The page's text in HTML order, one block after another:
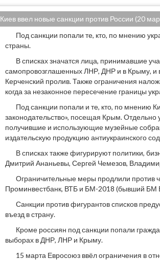
Киев ввел новые санкции против России (20
Под санкции попали те, кто, по мнению
страны.
В списках значатся лица, принимавшие
самопровозглашенных ЛНР, ДНР и в Крыму, и
Керченский пролив. Также ограничения
когда за незаконное пересечение границы
Под санкции попали и те, кто, по мнению
законодательство», посещая Крым.
получившие и использующие музейные
издательскую продукцию антиукраинского
В списках также фигурируют политики,
Дмитрий Ананьевы, Сергей Чемезов,
Ограничительные меры продлили против
Проминвестбанк, ВТБ и БМ-2018 (бывший БМ
Санкции против фигурантов списков
въезд в страну.
Кроме россиян под санкции попали
выборах в ДНР, ЛНР и Крыму.
15 марта Евросоюз ввёл ограничения в